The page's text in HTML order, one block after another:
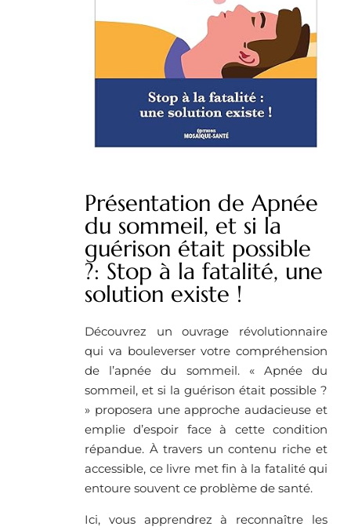
Présentation de Apnée
du sommeil, et si la
guérison était possible
?: Stop à la fatalité, une
solution existe !
Découvrez un ouvrage révolutionnaire
qui va bouleverser votre compréhension
de l’apnée du sommeil. « Apnée du
sommeil, et si la guérison était possible ?
» proposera une approche audacieuse et
emplie d’espoir face à cette condition
répandue. À travers un contenu riche et
accessible, ce livre met fin à la fatalité qui
entoure souvent ce problème de santé.
Ici, vous apprendrez à reconnaître les